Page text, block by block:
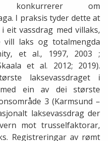
konkurrerer om
I praksis tyder dette at
vassdrag med villaks,
vill laks og totalmengda
et al., 1997, 2003 ;
et al. 2012; 2019).
laksevassdraget i
med ein av dei største
3 (Karmsund –
laksevassdrag der
mot trusselfaktorar,
Registreringar av rømt